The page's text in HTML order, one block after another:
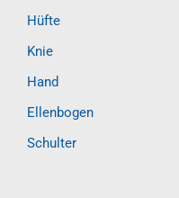
Hüfte
Knie
Hand
Ellenbogen
Schulter